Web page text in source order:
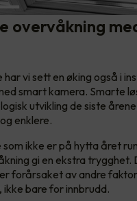
overvåkning
har vi sett en øking også i
smart kamera. Smarte
utvikling de siste
enklere.
ikke er på hytta året
gi en ekstra
forårsaket av andre
ikke bare for innbrudd.